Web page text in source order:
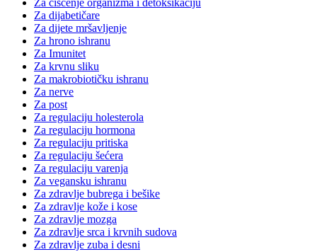
Za čišćenje organizma i detoksikaciju
Za dijabetičare
Za dijete mršavljenje
Za hrono ishranu
Za Imunitet
Za krvnu sliku
Za makrobiotičku ishranu
Za nerve
Za post
Za regulaciju holesterola
Za regulaciju hormona
Za regulaciju pritiska
Za regulaciju šećera
Za regulaciju varenja
Za vegansku ishranu
Za zdravlje bubrega i bešike
Za zdravlje kože i kose
Za zdravlje mozga
Za zdravlje srca i krvnih sudova
Za zdravlje zuba i desni